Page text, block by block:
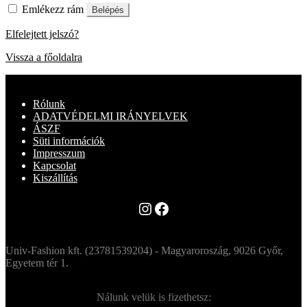
Emlékezz rám Belépés
Elfelejtett jelszó?
Vissza a főoldalra
Rólunk
ADATVÉDELMI IRÁNYELVEK
ÁSZF
Süti információk
Impresszum
Kapcsolat
Kiszállítás
Instagram
Facebook
Univ-Fashion kft. (23781539204) - Magyaroroszág, 9026 Győr,
Egyetem tér 1.
Nálunk velük is fizethetsz: